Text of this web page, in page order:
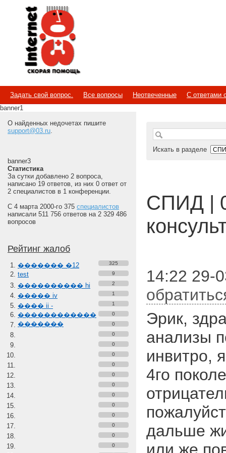
Internet
Скорая помощь
Задать свой вопрос. Все вопросы Неотвеченные
С ответами
banner1
О найденных недочетах пишите
support@03.ru.
banner3
Статистика
За сутки добавлено 2 вопроса,
написано 19 ответов, из них 0 ответ от
2 специалистов в 1 конференции.
С 4 марта 2000-го 375 специалистов
написали 511 756 ответов на 2 329 486
вопросов
Рейтинг жалоб
������� �12 325
test 9
���������� hi 2
����� iv 1
���� ii -
������������
�������
1
0
0
0
0
0
0
0
0
0
0
0
0
0
0
Искать в разделе
СПИД |
14:22 29-
Эрик,
анализы
инвитро,
4го
дальше